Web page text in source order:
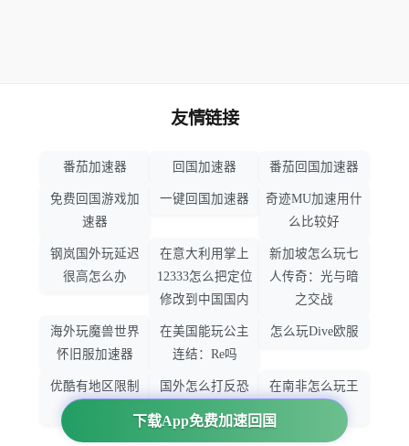
下载App免费加速回国
友情链接
番茄加速器 回国加速器 番茄回国加速器
免费回国游戏加
速器
一键回国加速器
奇迹MU加速用什
么比较好
钢岚国外玩延迟
很高怎么办
在意大利用掌上
12333怎么把定位
修改到中国国内
新加坡怎么玩七
人传奇：光与暗
之交战
海外玩魔兽世界
怀旧服加速器
在美国能玩公主
连结：Re吗
怎么玩Dive欧服
优酷有地区限制
国外怎么打反恐
精英：全球攻势
在南非怎么玩王